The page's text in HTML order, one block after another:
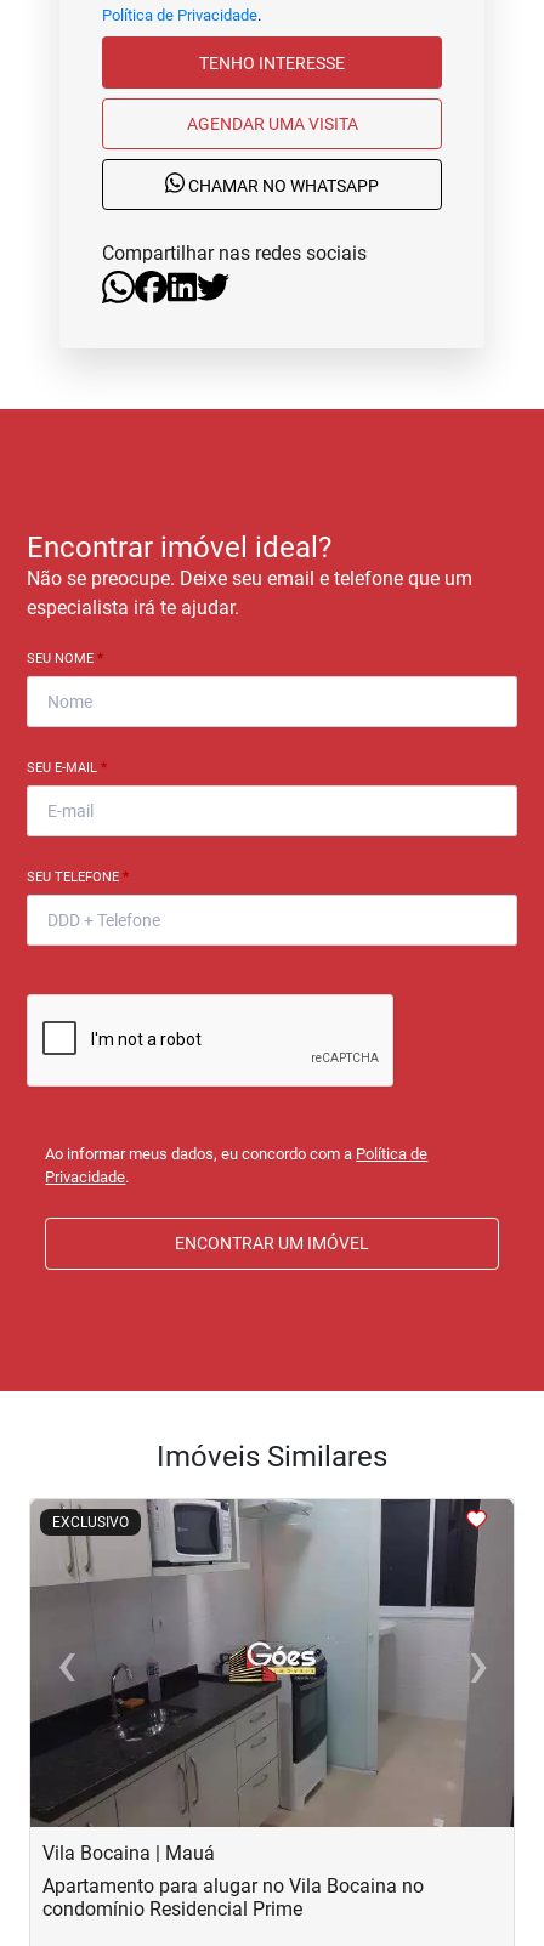
Política de Privacidade.
TENHO INTERESSE
AGENDAR UMA VISITA
CHAMAR NO WHATSAPP
Compartilhar nas redes sociais
Encontrar imóvel ideal?
Não se preocupe. Deixe seu email e telefone que um
especialista irá te ajudar.
SEU NOME*
SEU E-MAIL*
SEU TELEFONE*
Ao informar meus dados, eu concordo com a Política de
Privacidade.
ENCONTRAR UM IMÓVEL
Imóveis Similares
EXCLUSIVO
<<<<
‹Previous ›Next
Vila Bocaina | Mauá
Apartamento para alugar no Vila Bocaina no
condomínio Residencial Prime